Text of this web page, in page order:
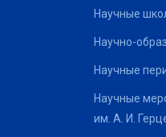
Научные
Научно-
Научные
Научные
им. А. И.